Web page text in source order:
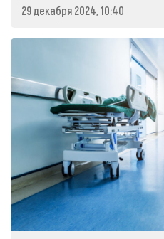
29 декабря 2024, 10:40